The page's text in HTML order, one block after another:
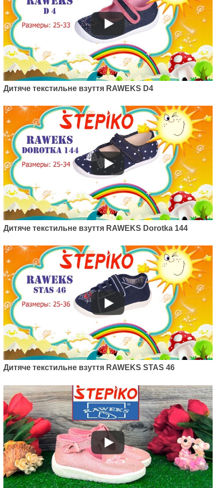
Дитяче текстильне взуття RAWEKS D4
Дитяче текстильне взуття RAWEKS Dorotka 144
Дитяче текстильне взуття RAWEKS STAS 46